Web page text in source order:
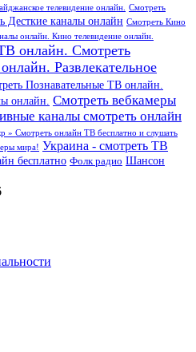
телевидение онлайн.
Смотреть
Десткие каналы онлайн Смотреть Кино
онлайн. Кино телевидение онлайн.
онлайн. Смотреть
Развлекательное
Познавательные ТВ онлайн.
онлайн. Смотреть вебкамеры
каналы смотреть онлайн
» Смотреть онлайн ТВ бесплатно и слушать
мира! Украина - смотреть ТВ
бесплатно Фолк радио Шансон